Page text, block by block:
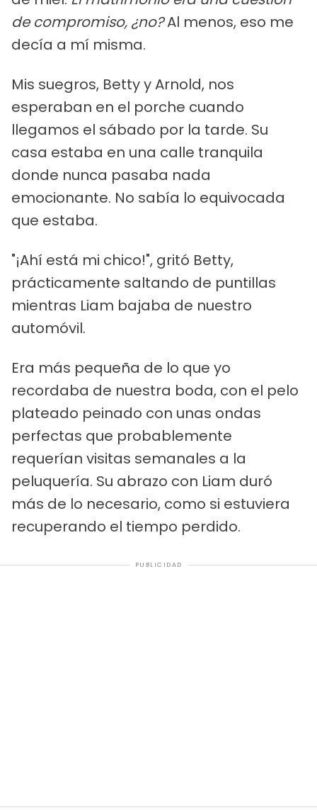
de compromiso, ¿no?Al menos, eso me
decía a mí misma.
Mis suegros, Betty y Arnold, nos
esperaban en el porche cuando
llegamos el sábado por la tarde. Su
casa estaba en una calle tranquila
donde nunca pasaba nada
emocionante. No sabía lo equivocada
que estaba.
"¡Ahí está mi chico!", gritó Betty,
prácticamente saltando de puntillas
mientras Liam bajaba de nuestro
automóvil.
Era más pequeña de lo que yo
recordaba de nuestra boda, con el pelo
plateado peinado con unas ondas
perfectas que probablemente
requerían visitas semanales a la
peluquería. Su abrazo con Liam duró
más de lo necesario, como si estuviera
recuperando el tiempo perdido.
PUBLICIDAD